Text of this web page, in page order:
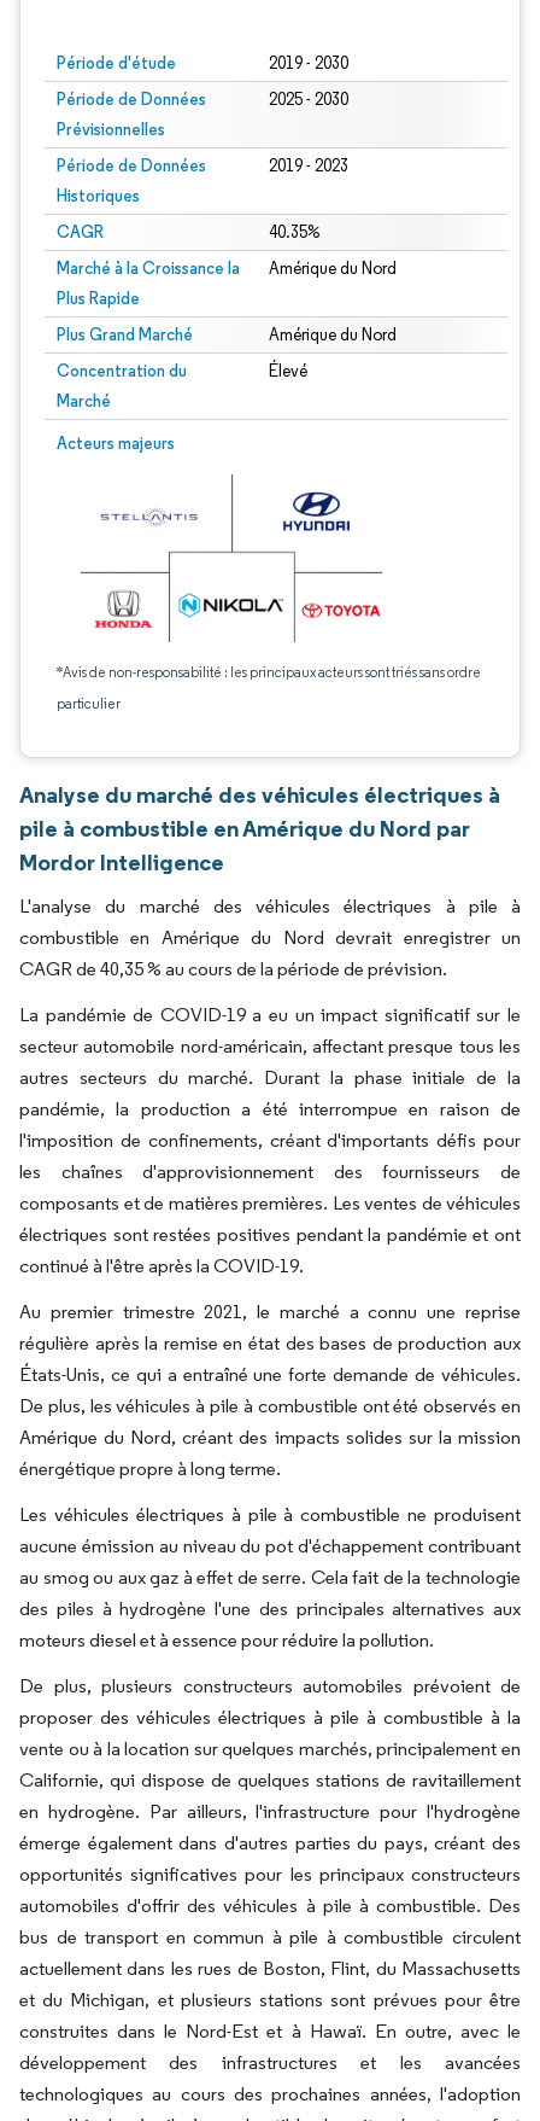
Période d'étude 2019 - 2030
Période de Données
Prévisionnelles
2025 - 2030
Période de Données
Historiques
2019 - 2023
CAGR 40.35%
Marché à la Croissance la
Plus Rapide
Amérique du Nord
Plus Grand Marché Amérique du Nord
Concentration du
Marché
Élevé
Acteurs majeurs
*Avis de non-responsabilité : les principaux acteurs sont triés sans ordre
particulier
Analyse du marché des véhicules électriques à
pile à combustible en Amérique du Nord par
Mordor Intelligence
L'analyse du marché des véhicules électriques à pile à
combustible en Amérique du Nord devrait enregistrer un
CAGR de 40,35 % au cours de la période de prévision.
La pandémie de COVID-19 a eu un impact significatif sur le
secteur automobile nord-américain, affectant presque tous les
autres secteurs du marché. Durant la phase initiale de la
pandémie, la production a été interrompue en raison de
l'imposition de confinements, créant d'importants défis pour
les chaînes d'approvisionnement des fournisseurs de
composants et de matières premières. Les ventes de véhicules
électriques sont restées positives pendant la pandémie et ont
continué à l'être après la COVID-19.
Au premier trimestre 2021, le marché a connu une reprise
régulière après la remise en état des bases de production aux
États-Unis, ce qui a entraîné une forte demande de véhicules.
De plus, les véhicules à pile à combustible ont été observés en
Amérique du Nord, créant des impacts solides sur la mission
énergétique propre à long terme.
Les véhicules électriques à pile à combustible ne produisent
aucune émission au niveau du pot d'échappement contribuant
au smog ou aux gaz à effet de serre. Cela fait de la technologie
des piles à hydrogène l'une des principales alternatives aux
moteurs diesel et à essence pour réduire la pollution.
De plus, plusieurs constructeurs automobiles prévoient de
proposer des véhicules électriques à pile à combustible à la
vente ou à la location sur quelques marchés, principalement en
Californie, qui dispose de quelques stations de ravitaillement
en hydrogène. Par ailleurs, l'infrastructure pour l'hydrogène
émerge également dans d'autres parties du pays, créant des
opportunités significatives pour les principaux constructeurs
automobiles d'offrir des véhicules à pile à combustible. Des
bus de transport en commun à pile à combustible circulent
actuellement dans les rues de Boston, Flint, du Massachusetts
et du Michigan, et plusieurs stations sont prévues pour être
construites dans le Nord-Est et à Hawaï. En outre, avec le
développement des infrastructures et les avancées
technologiques au cours des prochaines années, l'adoption